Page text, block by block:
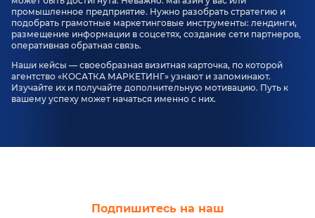
промышленное предприятие. Нужно разобрать стратегию и
подобрать грамотные маркетинговые инструменты: лендинги,
размещение информации в соцсетях, создание сети партнеров,
оперативная обратная связь.
Наши кейсы — своеобразная визитная карточка, по которой
агентство «КОСАТКА МАРКЕТИНГ» узнают и запоминают.
Изучайте их и получайте дополнительную мотивацию. Путь к
вашему успеху может начаться именно с них.
Подпишитесь на наш